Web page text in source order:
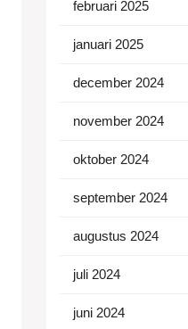
februari 2025
januari 2025
december 2024
november 2024
oktober 2024
september 2024
augustus 2024
juli 2024
juni 2024